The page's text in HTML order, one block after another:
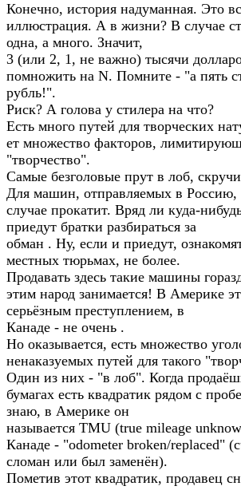
Конечно, история надуманная. Это
иллюстрация. А в жизни? В случае
одна, а много. Значит,
3 (или 2, 1, не важно) тысячи
помножить на N. Помните - "а пять
рубль!".
Риск? А голова у стилера на что?
Есть много путей для творческих
ет множество факторов,
"творчество".
Самые безголовые прут в лоб,
Для машин, отправляемых в Россию,
случае прокатит. Вряд ли куда-
приедут братки разбираться за
обман . Ну, если и приедут,
местных тюрьмах, не более.
Продавать здесь такие машины
этим народ занимается! В Америке
серьёзным преступлением, в
Канаде - не очень .
Но оказывается, есть множество
ненаказуемых путей для такого
Один из них - "в лоб". Когда
бумагах есть квадратик рядом с
знаю, в Америке он
называется TMU (true mileage
Канаде - "odometer broken/replaced"
сломан или был заменён).
Пометив этот квадратик, продавец